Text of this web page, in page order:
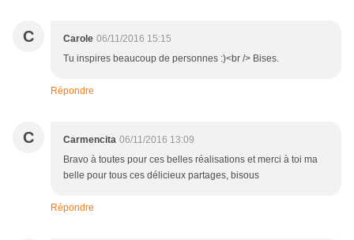
C Carole 06/11/2016 15:15
Tu inspires beaucoup de personnes :)<br /> Bises.
Répondre
C Carmencita 06/11/2016 13:09
Bravo à toutes pour ces belles réalisations et merci à toi ma
belle pour tous ces délicieux partages, bisous
Répondre